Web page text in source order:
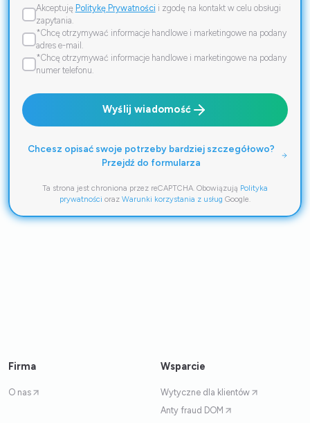
Akceptuję Politykę Prywatności i zgodę na kontakt w celu obsługi
zapytania.
*Chcę otrzymywać informacje handlowe i marketingowe na podany
adres e-mail.
*Chcę otrzymywać informacje handlowe i marketingowe na podany
numer telefonu.
Wyślij wiadomość
Chcesz opisać swoje potrzeby bardziej szczegółowo?
Przejdź do formularza
Ta strona jest chroniona przez reCAPTCHA. Obowiązują Polityka
prywatności oraz Warunki korzystania z usług Google.
Firma
O nas
Wsparcie
Wytyczne dla klientów
Anty fraud DOM